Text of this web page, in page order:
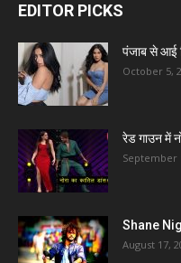
EDITOR PICKS
पंजाब से आई
October 5,
रेड गाउन में
September
Shane
August 17,